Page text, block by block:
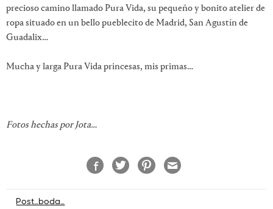
precioso camino llamado Pura Vida, su pequeño y bonito atelier de
ropa situado en un bello pueblecito de Madrid, San Agustín de
Guadalix…
Mucha y larga Pura Vida princesas, mis primas…
Fotos hechas por Jota…
Navegación
Post…boda…